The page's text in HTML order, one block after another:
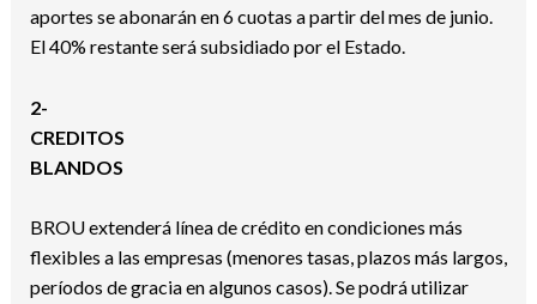
aportes se abonarán en 6 cuotas a partir del mes de junio.
El 40% restante será subsidiado por el Estado.
2-
CREDITOS
BLANDOS
BROU extenderá línea de crédito en condiciones más
flexibles a las empresas (menores tasas, plazos más largos,
períodos de gracia en algunos casos). Se podrá utilizar